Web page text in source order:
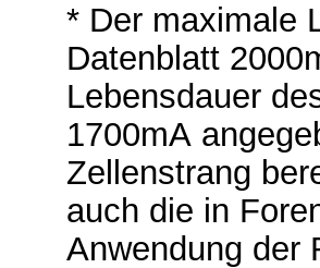
* Der maximale
Datenblatt
Lebensdauer
1700mA
Zellenstrang
auch die in
Anwendung der